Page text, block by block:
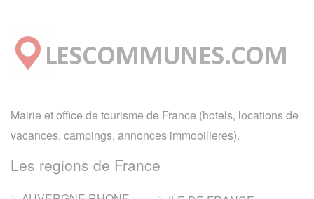
Mairie et office de tourisme de France (hotels, locations de
vacances, campings, annonces immobilieres).
Les regions de France